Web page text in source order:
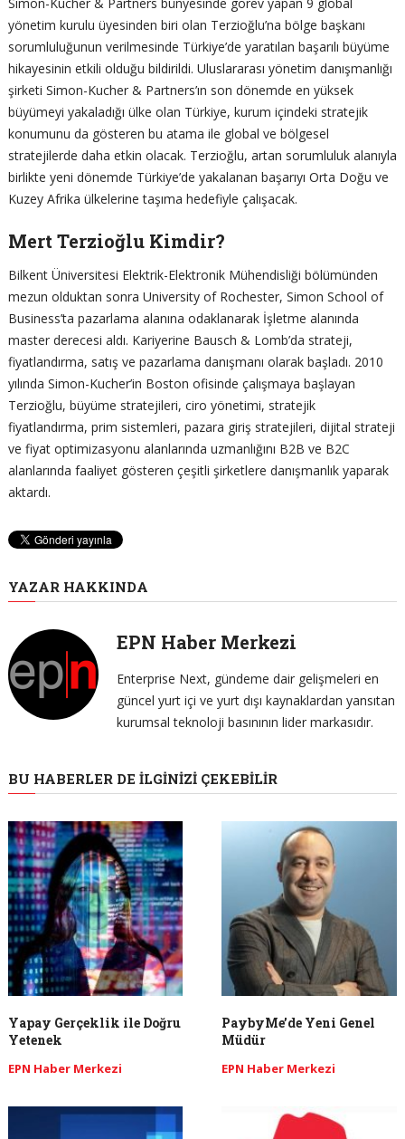
yönetim kurulu üyesinden biri olan Terzioğlu’na bölge başkanı
sorumluluğunun verilmesinde Türkiye’de yaratılan başarılı büyüme
hikayesinin etkili olduğu bildirildi. Uluslararası yönetim danışmanlığı
şirketi Simon-Kucher & Partners’ın son dönemde en yüksek
büyümeyi yakaladığı ülke olan Türkiye, kurum içindeki stratejik
konumunu da gösteren bu atama ile global ve bölgesel
stratejilerde daha etkin olacak. Terzioğlu, artan sorumluluk alanıyla
birlikte yeni dönemde Türkiye’de yakalanan başarıyı Orta Doğu ve
Kuzey Afrika ülkelerine taşıma hedefiyle çalışacak.
Mert Terzioğlu Kimdir?
Bilkent Üniversitesi Elektrik-Elektronik Mühendisliği bölümünden
mezun olduktan sonra University of Rochester, Simon School of
Business’ta pazarlama alanına odaklanarak İşletme alanında
master derecesi aldı. Kariyerine Bausch & Lomb’da strateji,
fiyatlandırma, satış ve pazarlama danışmanı olarak başladı. 2010
yılında Simon-Kucher’in Boston ofisinde çalışmaya başlayan
Terzioğlu, büyüme stratejileri, ciro yönetimi, stratejik
fiyatlandırma, prim sistemleri, pazara giriş stratejileri, dijital strateji
ve fiyat optimizasyonu alanlarında uzmanlığını B2B ve B2C
alanlarında faaliyet gösteren çeşitli şirketlere danışmanlık yaparak
aktardı.
YAZAR HAKKINDA
EPN Haber Merkezi
Enterprise Next, gündeme dair gelişmeleri en
güncel yurt içi ve yurt dışı kaynaklardan yansıtan
kurumsal teknoloji basınının lider markasıdır.
BU HABERLER DE İLGINIZI ÇEKEBILIR
Yapay Gerçeklik ile Doğru
Yetenek
EPN Haber Merkezi
PaybyMe’de Yeni Genel
Müdür
EPN Haber Merkezi